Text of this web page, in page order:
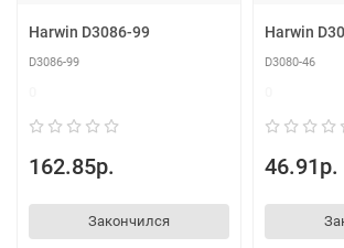
Harwin D3086-99
D3086-99
162.85р.
Закончился
Harwin
D3080-46
46.91р.